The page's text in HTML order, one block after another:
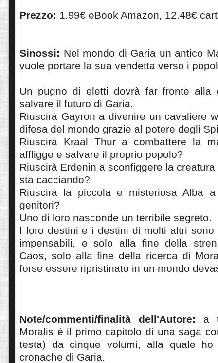
Prezzo: 1.99€ eBook Amazon, 12.48€
Sinossi: Nel mondo di Garia un antico
vuole portare la sua vendetta verso i
Un pugno di eletti dovrà far fronte alla
salvare il futuro di Garia.
Riuscirà Gayron a divenire un cavaliere
difesa del mondo grazie al potere degli
Riuscirà Kraal Thur a combattere la
affligge e salvare il proprio popolo?
Riuscirà Erdenin a sconfiggere la
sta cacciando?
Riuscirà la piccola e misteriosa Alba
genitori?
Uno di loro nasconde un terribile segreto.
I loro destini e i destini di molti altri sono
impensabili, e solo alla fine della
Caos, solo alla fine della ricerca di
forse essere ripristinato in un mondo
Note/commenti/finalità dell'Autore: a
Moralis è il primo capitolo di una saga
testa) da cinque volumi, alla quale
cronache di Garia.